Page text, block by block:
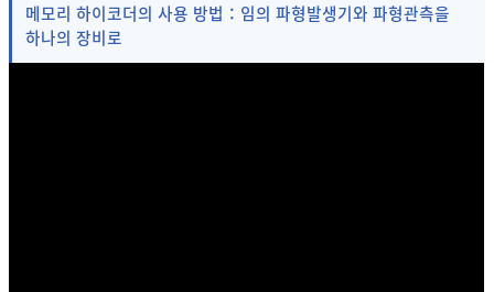
메모리 하이코더의 사용 방법：임의 파형발생기와 파형관측을
하나의 장비로